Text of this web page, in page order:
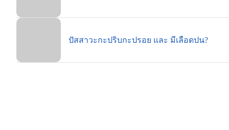
ปัสสาวะกะปริบกะปรอย และ มีเลือดปน?